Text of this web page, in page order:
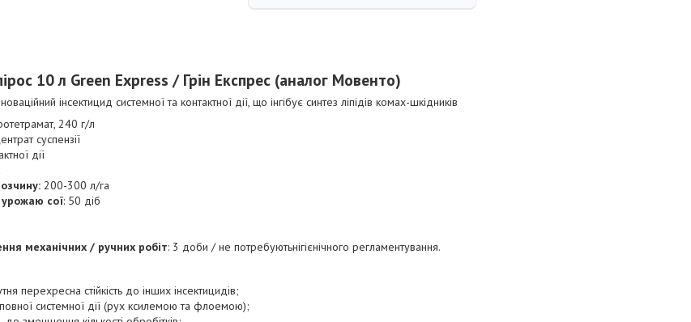
10 л Green Express / Грін Експрес (аналог Мовенто)
інсектицид системної та контактної дії, що інгібує синтез ліпідів комах-шкідників
240 г/л
суспензії
дії
200-300 л/га
урожаю сої: 50 діб
механічних / ручних робіт: 3 доби / не потребуютьнігієнічного регламентування.
перехресна стійкість до інших інсектицидів;
системної дії (рух ксилемою та флоемою);